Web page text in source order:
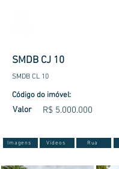
Imagens Vídeos Rua
SMDB CJ 10
SMDB CL 10
Código do imóvel:
Valor R$ 5.000.000